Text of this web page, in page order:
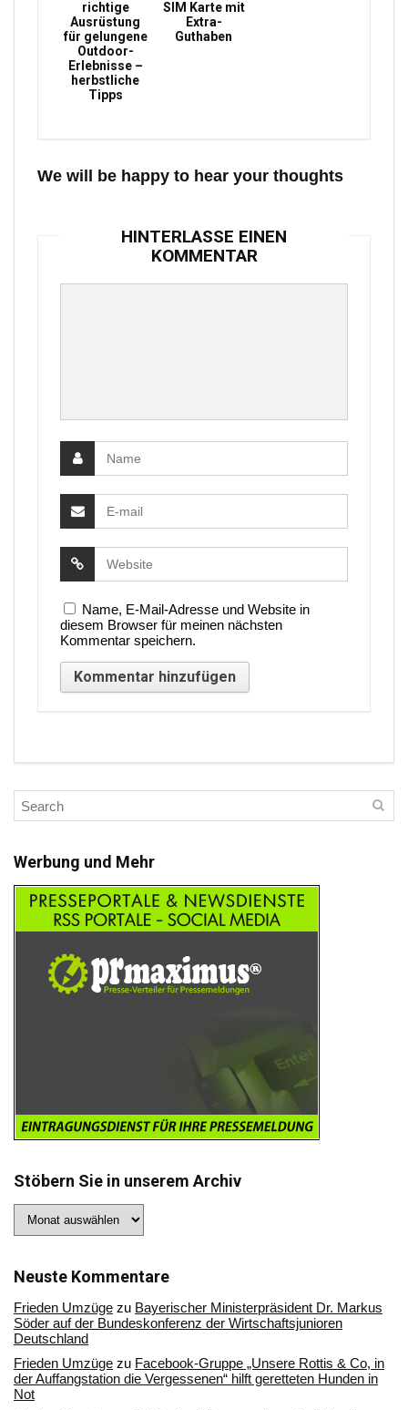
richtige
Ausrüstung
für gelungene
Outdoor-
Erlebnisse –
herbstliche
Tipps
SIM Karte mit
Extra-
Guthaben
We will be happy to hear your thoughts
HINTERLASSE EINEN
KOMMENTAR
Name, E-Mail-Adresse und Website in
diesem Browser für meinen nächsten
Kommentar speichern.
Werbung und Mehr
Stöbern Sie in unserem Archiv
Sie
Archiv
Neuste Kommentare
Frieden Umzüge zu Bayerischer Ministerpräsident Dr. Markus
Söder auf der Bundeskonferenz der Wirtschaftsjunioren
Deutschland
Frieden Umzüge zu Facebook-Gruppe „Unsere Rottis & Co, in
der Auffangstation die Vergessenen“ hilft geretteten Hunden in
Not